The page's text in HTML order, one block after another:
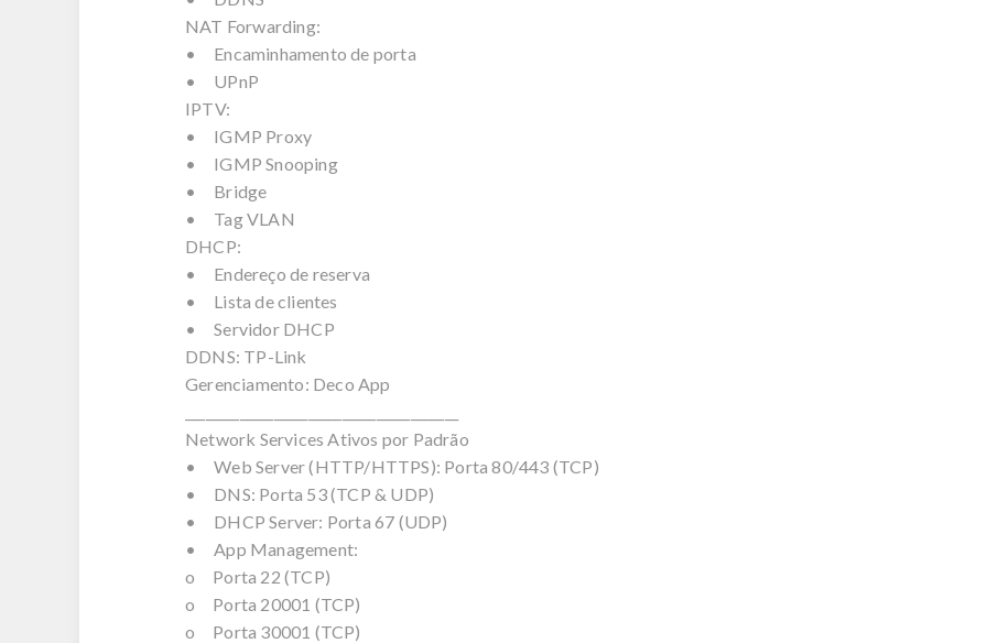
NAT Forwarding:
• Encaminhamento de porta
• UPnP
IPTV:
• IGMP Proxy
• IGMP Snooping
• Bridge
• Tag VLAN
DHCP:
• Endereço de reserva
• Lista de clientes
• Servidor DHCP
DDNS: TP-Link
Gerenciamento: Deco App
Network Services Ativos por Padrão
• Web Server (HTTP/HTTPS): Porta 80/443 (TCP)
• DNS: Porta 53 (TCP & UDP)
• DHCP Server: Porta 67 (UDP)
• App Management:
o Porta 22 (TCP)
o Porta 20001 (TCP)
o Porta 30001 (TCP)